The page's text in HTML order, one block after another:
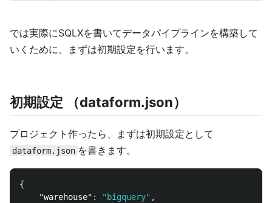
では実際にSQLXを書いてデータパイプラインを構築して
いくために、まずは初期設定を行います。
初期設定 （dataform.json）
プロジェクト作ったら、まずは初期設定として
dataform.json を書きます。
{
"warehouse" : "bigquery" ,